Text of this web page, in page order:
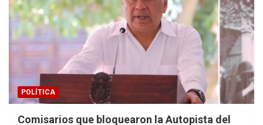
POLÍTICA
Comisarios que bloquearon la Autopista del